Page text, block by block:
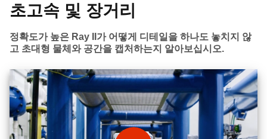
초고속 및 장거리
정확도가 높은 Ray II가 어떻게 디테일을 하나도 놓치지 않
고 초대형 물체와 공간을 캡처하는지 알아보십시오.